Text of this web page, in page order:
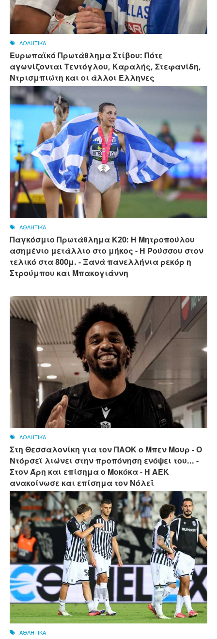
ΑΘΛΗΤΙΚΑ
Ευρωπαϊκό Πρωτάθλημα Στίβου: Πότε
αγωνίζονται Τεντόγλου, Καραλής, Στεφανίδη,
Ντρισμπιώτη και οι άλλοι Ελληνες
ΑΘΛΗΤΙΚΑ
Παγκόσμιο Πρωτάθλημα Κ20: Η Μητροπούλου
ασημένιο μετάλλιο στο μήκος - Η Ρούσσου στον
τελικό στα 800μ. - Ξανά πανελλήνια ρεκόρ η
Στρούμπου και Μπακογιάννη
ΑΘΛΗΤΙΚΑ
Στη Θεσσαλονίκη για τον ΠΑΟΚ ο Μπεν Μουρ - Ο
Ντόρσεϊ λιώνει στην προπόνηση ενόψει του... -
Στον Άρη και επίσημα ο Μοκόκα - Η ΑΕΚ
ανακοίνωσε και επίσημα τον Νόλεϊ
ΑΘΛΗΤΙΚΑ